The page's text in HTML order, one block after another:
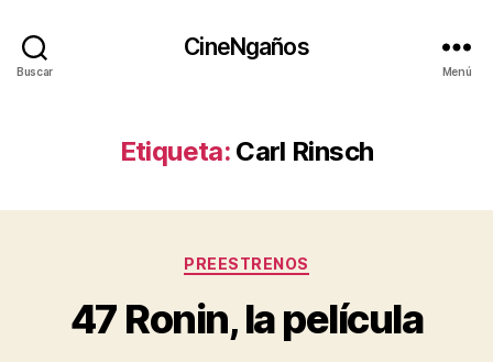
Buscar
CineNgaños
Menú
Etiqueta: Carl Rinsch
Categorías
PREESTRENOS
47 Ronin, la película